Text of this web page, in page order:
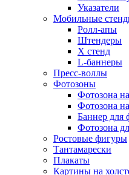
Указатели
Мобильные
Ролл-апы
Штендеры
Х стенд
L-баннеры
Пресс-воллы
Фотозоны
Фотозона
Фотозона
Баннер для
Фотозона
Ростовые фигуры
Тантамарески
Плакаты
Картины на